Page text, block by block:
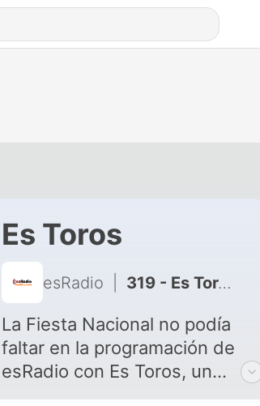
Es Toros
esRadio 319 - Es Toros: En memoria de Elia Rodríguez
La Fiesta Nacional no podía
faltar en la programación de
esRadio con Es Toros, un
programa de una hora con